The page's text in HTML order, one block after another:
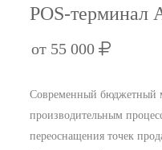
POS-терминал
от 55 000
Современный бюджетный
производительным
переоснащения точек